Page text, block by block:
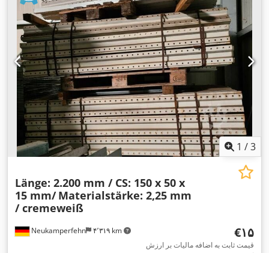
1 /3
Neukamperfehn ۴٬۳۱۹ km
Länge: 2.200 mm / CS: 150 x 50 x
15 mm/ Materialstärke: 2,25 mm
/ cremeweiß
‎€۱۵
قیمت ثابت به اضافه مالیات بر ارزش